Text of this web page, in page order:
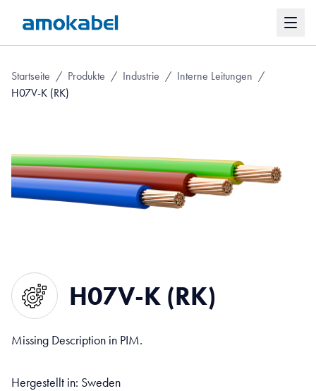
Startseite / Produkte / Industrie / Interne Leitungen /
H07V-K (RK)
H07V-K (RK)
Missing Description in PIM.
Hergestellt in: Sweden